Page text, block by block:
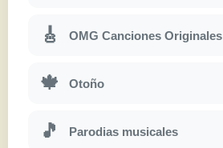
🎸 OMG Canciones Originales
🍁 Otoño
🎵 Parodias musicales